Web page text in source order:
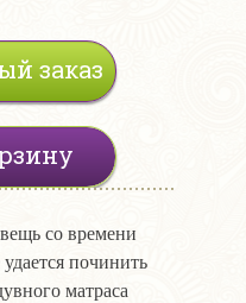
заказ
со времени
починить
матраса